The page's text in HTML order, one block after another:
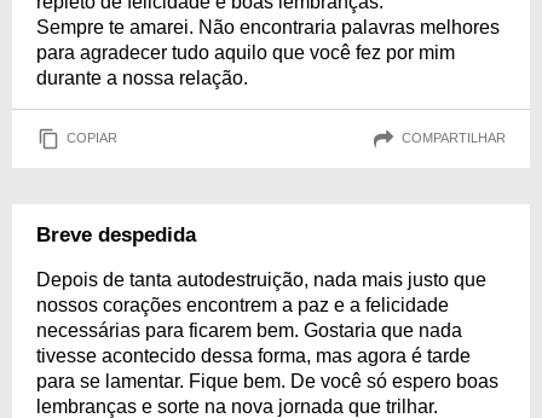
Sempre te amarei. Não encontraria palavras melhores
para agradecer tudo aquilo que você fez por mim
durante a nossa relação.
COPIAR COMPARTILHAR
Breve despedida
Depois de tanta autodestruição, nada mais justo que
nossos corações encontrem a paz e a felicidade
necessárias para ficarem bem. Gostaria que nada
tivesse acontecido dessa forma, mas agora é tarde
para se lamentar. Fique bem. De você só espero boas
lembranças e sorte na nova jornada que trilhar.